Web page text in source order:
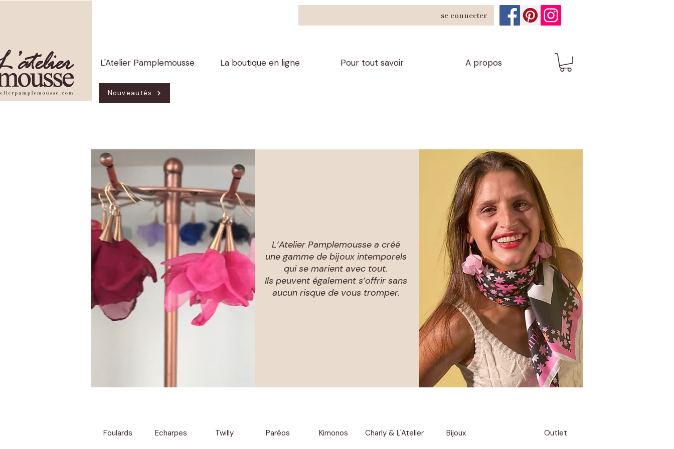
se connecter
L'Atelier Pamplemousse La boutique en ligne Pour tout savoir A propos
Nouveautés
L’Atelier Pamplemousse a créé
une gamme de bijoux intemporels
qui se marient avec tout.
Ils peuvent également s’offrir sans
aucun risque de vous tromper.
Foulards Echarpes Twilly Paréos Kimonos Charly & L'Atelier Bijoux Outlet